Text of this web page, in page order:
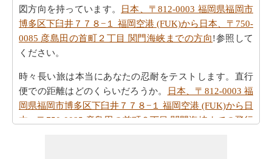
図方向を持っています。
日本、〒812-0003 福岡県福岡市
博多区下臼井７７８−１ 福岡空港 (FUK)から日本、〒750-
0085 彦島田の首町２丁目 関門海峡までの方向!参照して
ください。
時々長い旅は本当にあなたの忍耐をテストします。直行
便での距離はどのくらいだろうか。
日本、〒812-0003 福
岡県福岡市博多区下臼井７７８−１ 福岡空港 (FUK)から日
本、〒750-0085 彦島田の首町２丁目 関門海峡までの飛行